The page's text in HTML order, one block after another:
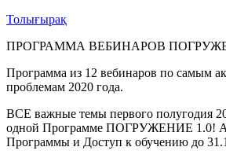
Толығырақ
ПРОГРАММА ВЕБИНАРОВ
Программа из 12 вебинаров по самым
проблемам 2020 года.
ВСЕ важные темы первого полугодия
одной Программе ПОГРУЖЕНИЕ 1.0!
Программы и Доступ к обучению до